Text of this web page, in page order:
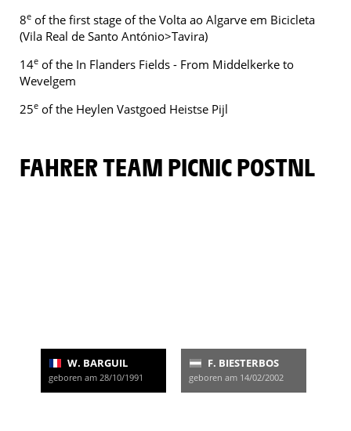
8e of the first stage of the Volta ao Algarve em Bicicleta
(Vila Real de Santo António>Tavira)
14e of the In Flanders Fields - From Middelkerke to
Wevelgem
25e of the Heylen Vastgoed Heistse Pijl
FAHRER TEAM PICNIC POSTNL
W. BARGUIL
geboren am 28/10/1991
F. BIESTERBOS
geboren am 14/02/2002